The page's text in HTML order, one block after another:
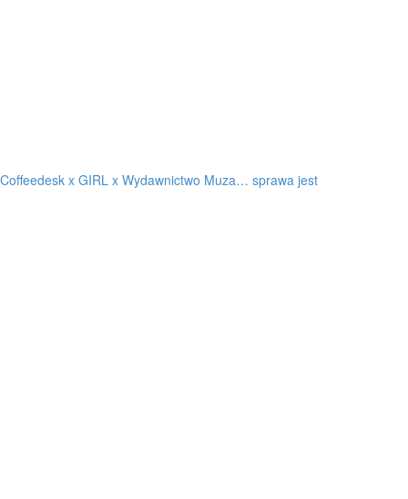
Coffeedesk x GIRL x Wydawnictwo Muza… sprawa jest